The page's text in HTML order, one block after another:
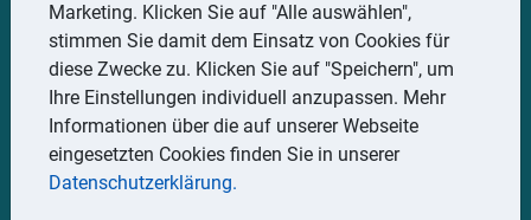
Telefon: 07082 7935533
Mobil: 0151 15330111
E-Mail:stbglauner@t-online.de
Impressum Datenschutz
Marketing. Klicken Sie auf "Alle auswählen",
stimmen Sie damit dem Einsatz von Cookies für
diese Zwecke zu. Klicken Sie auf "Speichern", um
Ihre Einstellungen individuell anzupassen. Mehr
Informationen über die auf unserer Webseite
eingesetzten Cookies finden Sie in unserer
Datenschutzerklärung.